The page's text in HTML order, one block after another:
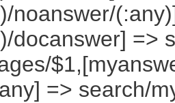
noanswer/
docanswer] =>
=> search/